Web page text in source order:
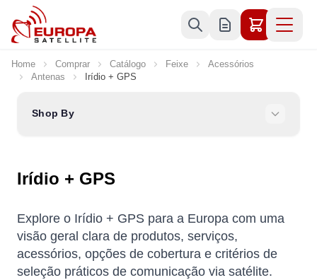
Skip to Content
Home Comprar Catálogo Feixe
Acessórios
Antenas
Irídio + GPS
Shop By
Irídio + GPS
Explore o Irídio + GPS para a Europa com uma
visão geral clara de produtos, serviços,
acessórios, opções de cobertura e critérios de
seleção práticos de comunicação via satélite.